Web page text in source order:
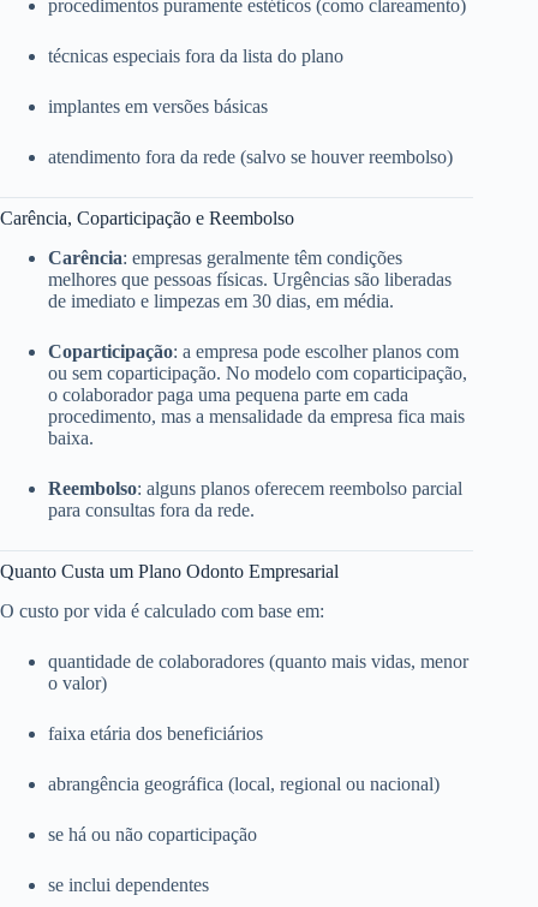
procedimentos puramente estéticos (como clareamento)
técnicas especiais fora da lista do plano
implantes em versões básicas
atendimento fora da rede (salvo se houver reembolso)
Carência, Coparticipação e Reembolso
Carência: empresas geralmente têm condições
melhores que pessoas físicas. Urgências são liberadas
de imediato e limpezas em 30 dias, em média.
Coparticipação: a empresa pode escolher planos com
ou sem coparticipação. No modelo com coparticipação,
o colaborador paga uma pequena parte em cada
procedimento, mas a mensalidade da empresa fica mais
baixa.
Reembolso: alguns planos oferecem reembolso parcial
para consultas fora da rede.
Quanto Custa um Plano Odonto Empresarial
O custo por vida é calculado com base em:
quantidade de colaboradores (quanto mais vidas, menor
o valor)
faixa etária dos beneficiários
abrangência geográfica (local, regional ou nacional)
se há ou não coparticipação
se inclui dependentes